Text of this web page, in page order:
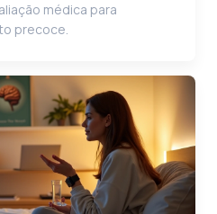
médica para
precoce.